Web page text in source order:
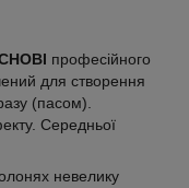
професійного
для створення
(пасом).
Середньої
невелику